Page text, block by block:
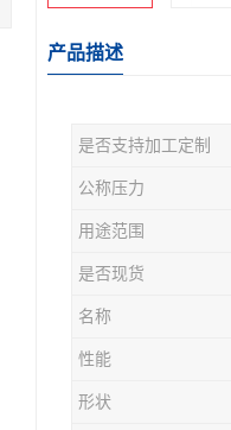
产品描述
是否支持加工定制
公称压力
用途范围
是否现货
名称
性能
形状